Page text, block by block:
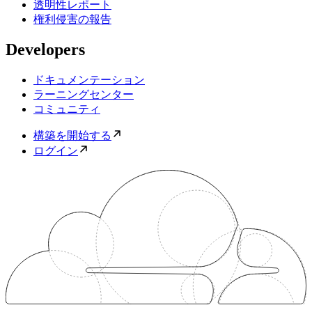
透明性レポート
権利侵害の報告
Developers
ドキュメンテーション
ラーニングセンター
コミュニティ
構築を開始する
ログイン